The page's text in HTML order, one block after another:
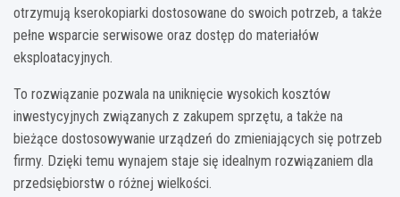
otrzymują kserokopiarki dostosowane do swoich potrzeb, a także
pełne wsparcie serwisowe oraz dostęp do materiałów
eksploatacyjnych.
To rozwiązanie pozwala na uniknięcie wysokich kosztów
inwestycyjnych związanych z zakupem sprzętu, a także na
bieżące dostosowywanie urządzeń do zmieniających się potrzeb
firmy. Dzięki temu wynajem staje się idealnym rozwiązaniem dla
przedsiębiorstw o różnej wielkości.